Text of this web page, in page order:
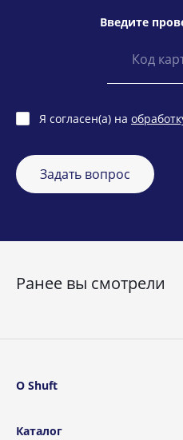
Введите
Задать вопрос
Я согласен(а) на
Ранее вы смотрели
О Shuft
Каталог